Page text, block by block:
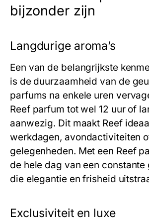
bijzonder zijn
Langdurige aroma’s
Een van de belangrijkste
is de duurzaamheid van de
parfums na enkele uren
Reefparfum tot wel 12 uur of
aanwezig. Dit maakt Reef
werkdagen, avondactiviteiten
gelegenheden. Met een Reef
de hele dag van een
die elegantie en frisheid
Exclusiviteit en luxe